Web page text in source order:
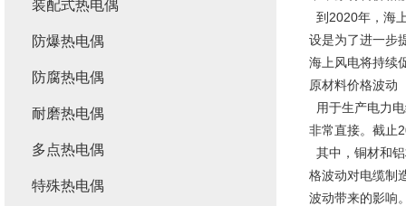
到2020年，海
设是为了进一步
海上风电将持续
原材料价格波动
用于生产电力
非常直接。截止
其中，铜材和
格波动对电缆制
波动带来的影响
装配式热电偶
防爆热电偶
防腐热电偶
耐磨热电偶
多点热电偶
特殊热电偶